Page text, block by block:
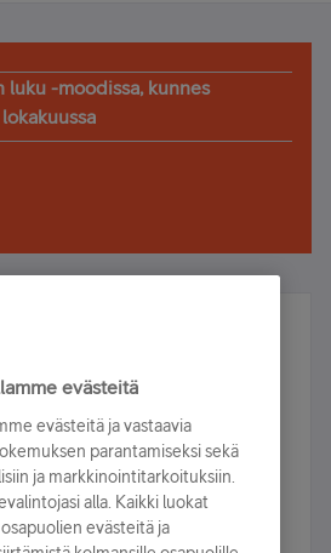
luku -moodissa, kunnes
ja voita!
ja olet mukana arvonnassa.
evästeitä
evästeitä ja vastaavia
parantamiseksi sekä
ja markkinointitarkoituksiin.
alla. Kaikki luokat
evästeitä ja